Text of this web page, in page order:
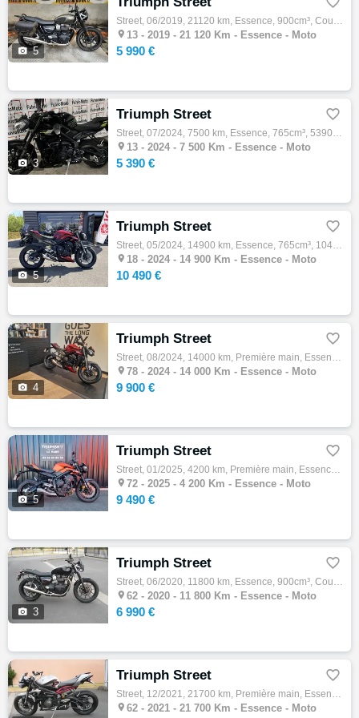
 5
Street, 06/2019, 21120 km, Essence, 900cm³, Couleur vert, 5990 € Equipements : La moto est équipée d'un saute vent, d'un porte bagages et d…
 13 - 2019 - 21 120 Km - Essence - Moto
5 990 €
 3
Triumph Street 
Street, 07/2024, 7500 km, Essence, 765cm³, 5390 € Equipements : MOTO ACCIDENTÉE PROCEDURE .RSV ,VENDU SANS GARANTIE POUR PROFESSIONNELS Fra…
 13 - 2024 - 7 500 Km - Essence - Moto
5 390 €
 5
Triumph Street 
Street, 05/2024, 14900 km, Essence, 765cm³, 10490 € Equipements : A VENDRE !!! TRIUMPH STREET 765 RS 2024 ENTRETIENT TRIUMPH A JOUR AUCUN F…
 18 - 2024 - 14 900 Km - Essence - Moto
10 490 €
 4
Triumph Street 
Street, 08/2024, 14000 km, Première main, Essence, 765cm³, Couleur rouge, 9900 € Equipements : ABS,Anti-démarrage,Anti-patinage,Freinage co…
 78 - 2024 - 14 000 Km - Essence - Moto
9 900 €
 5
Triumph Street 
Street, 01/2025, 4200 km, Première main, Essence, 765cm³, Couleur orange, 9490 € Equipements : TRIUMPH STREET TRIPLE 765 R A2 TRES BON ETAT…
 72 - 2025 - 4 200 Km - Essence - Moto
9 490 €
 3
Triumph Street 
Street, 06/2020, 11800 km, Essence, 900cm³, Couleur noir, 6990 € Equipements : Assurance sur place,Démarches administratives sur place,Grav…
 62 - 2020 - 11 800 Km - Essence - Moto
6 990 €
Triumph Street 
Street, 12/2021, 21700 km, Première main, Essence, 765cm³, Couleur gris, 8400 € Equipements : Assurance sur place,Démarches administratives…
 62 - 2021 - 21 700 Km - Essence - Moto